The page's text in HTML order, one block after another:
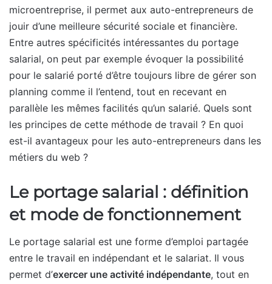
microentreprise, il permet aux auto-entrepreneurs de
jouir d’une meilleure sécurité sociale et financière.
Entre autres spécificités intéressantes du portage
salarial, on peut par exemple évoquer la possibilité
pour le salarié porté d’être toujours libre de gérer son
planning comme il l’entend, tout en recevant en
parallèle les mêmes facilités qu’un salarié. Quels sont
les principes de cette méthode de travail ? En quoi
est-il avantageux pour les auto-entrepreneurs dans les
métiers du web ?
Le portage salarial : définition
et mode de fonctionnement
Le portage salarial est une forme d’emploi partagée
entre le travail en indépendant et le salariat. Il vous
permet d’exercer une activité indépendante, tout en